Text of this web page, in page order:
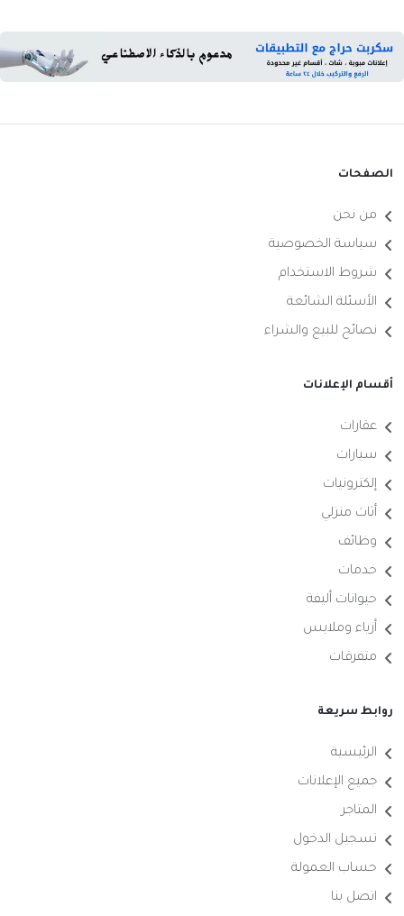
الصفحات
من نحن
سياسة الخصوصية
شروط الاستخدام
الأسئلة الشائعة
نصائح للبيع والشراء
أقسام الإعلانات
عقارات
سيارات
إلكترونيات
أثاث منزلي
وظائف
خدمات
حيوانات أليفة
أزياء وملابس
متفرقات
روابط سريعة
الرئيسية
جميع الإعلانات
المتاجر
تسجيل الدخول
حساب العمولة
اتصل بنا